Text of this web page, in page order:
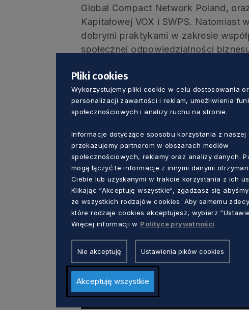
Global Compact Network Poland,
Kapitałowej VOX i SWPS.
dobrymi praktykami w zakresie
społecznej odpowiedzialności
wirtualne targi, w czasie których
pomorskie podmioty ekonomii
Forum Inicjowania Rozwoju jest
nim udział, należy wcześniej się
Zgłoszenia przyjmowane są do
Pliki cookies
Wykorzystujemy pliki cookie w celu dostosowania
personalizacji zawartości i reklam, umożliwienia
społecznościowych i analizy ruchu na stronie.
Informacje dotyczące sposobu korzystania z naszej
przekazujemy partnerom w obszarach mediów
społecznościowych, reklamy oraz analizy danych.
mogą łączyć te informacje z innymi danymi
Ciebie lub uzyskanymi w trakcie korzystania z ich
Klikając “Akceptuję wszystkie“, zgadzasz się
ze wszystkich rodzajów cookies. Aby samemu
które rodzaje cookies akceptujesz, wybierz
Więcej informacji w Polityce prywatności
Nie akceptuję Ustawienia pików cookies
Akceptuję wszystkie